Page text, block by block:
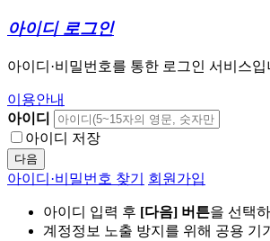
아이디 로그인
아이디·비밀번호를 통한 로그인 서비스입
이용안내
아이디
아이디 저장
다음
아이디·비밀번호 찾기 회원가입
아이디 입력 후 [다음] 버튼을 선택
계정정보 노출 방지를 위해 공용 기